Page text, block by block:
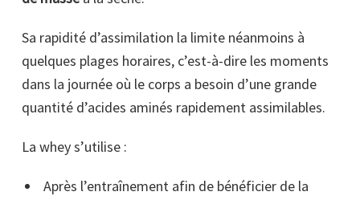
Sa rapidité d’assimilation la limite néanmoins à
quelques plages horaires, c’est-à-dire les moments
dans la journée où le corps a besoin d’une grande
quantité d’acides aminés rapidement assimilables.
La whey s’utilise :
Après l’entraînement afin de bénéficier de la